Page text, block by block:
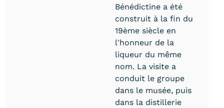
Bénédictine a été
construit à la fin du
19ème siècle en
l'honneur de la
liqueur du même
nom. La visite a
conduit le groupe
dans le musée, puis
dans la distillerie